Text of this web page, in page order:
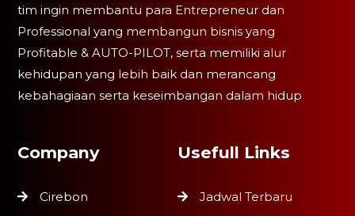
tim ingin membantu para Entrepreneur dan
Professional yang membangun bisnis yang
Profitable & AUTO-PILOT, serta memiliki alur
kehidupan yang lebih baik dan merancang
kebahagiaan serta keseimbangan dalam hidup
Company
Cirebon
Usefull Links
Jadwal Terbaru